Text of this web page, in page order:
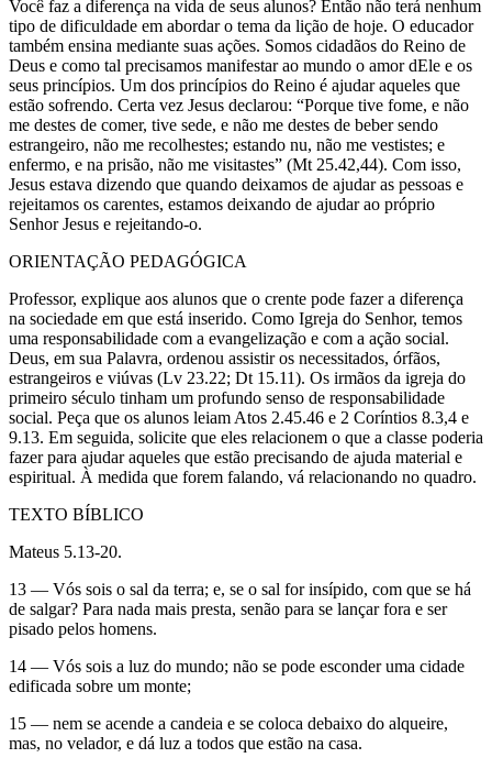
Você faz a diferença na vida de seus alunos? Então não terá nenhum
tipo de dificuldade em abordar o tema da lição de hoje. O educador
também ensina mediante suas ações. Somos cidadãos do Reino de
Deus e como tal precisamos manifestar ao mundo o amor dEle e os
seus princípios. Um dos princípios do Reino é ajudar aqueles que
estão sofrendo. Certa vez Jesus declarou: “Porque tive fome, e não
me destes de comer, tive sede, e não me destes de beber sendo
estrangeiro, não me recolhestes; estando nu, não me vestistes; e
enfermo, e na prisão, não me visitastes” (Mt 25.42,44). Com isso,
Jesus estava dizendo que quando deixamos de ajudar as pessoas e
rejeitamos os carentes, estamos deixando de ajudar ao próprio
Senhor Jesus e rejeitando-o.
ORIENTAÇÃO PEDAGÓGICA
Professor, explique aos alunos que o crente pode fazer a diferença
na sociedade em que está inserido. Como Igreja do Senhor, temos
uma responsabilidade com a evangelização e com a ação social.
Deus, em sua Palavra, ordenou assistir os necessitados, órfãos,
estrangeiros e viúvas (Lv 23.22; Dt 15.11). Os irmãos da igreja do
primeiro século tinham um profundo senso de responsabilidade
social. Peça que os alunos leiam Atos 2.45.46 e 2 Coríntios 8.3,4 e
9.13. Em seguida, solicite que eles relacionem o que a classe poderia
fazer para ajudar aqueles que estão precisando de ajuda material e
espiritual. À medida que forem falando, vá relacionando no quadro.
TEXTO BÍBLICO
Mateus 5.13-20.
13 — Vós sois o sal da terra; e, se o sal for insípido, com que se há
de salgar? Para nada mais presta, senão para se lançar fora e ser
pisado pelos homens.
14 — Vós sois a luz do mundo; não se pode esconder uma cidade
edificada sobre um monte;
15 — nem se acende a candeia e se coloca debaixo do alqueire,
mas, no velador, e dá luz a todos que estão na casa.